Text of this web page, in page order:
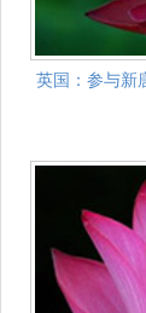
英国：参与新